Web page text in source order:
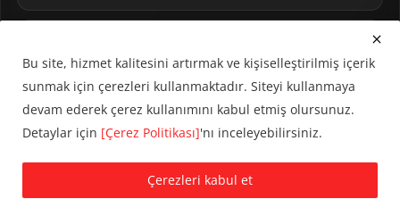
© 2024 CUMHA (Cumhur Haber Ajansı) Tüm hakları saklıdır.
Bu site, hizmet kalitesini artırmak ve kişiselleştirilmiş içerik
sunmak için çerezleri kullanmaktadır. Siteyi kullanmaya
devam ederek çerez kullanımını kabul etmiş olursunuz.
Detaylar için [Çerez Politikası]'nı inceleyebilirsiniz.
Çerezleri kabul et